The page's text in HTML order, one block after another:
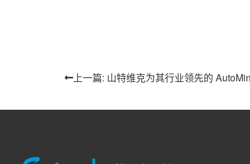
上一篇: 山特维克为其行业领先的